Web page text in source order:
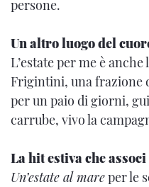
persone.
Un altro luogo del
L’estate per me è
Frigintini, una frazione
per un paio di giorni,
carrube, vivo la
La hit estiva che
Un’estate al mareper le